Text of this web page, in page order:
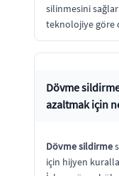
silinmesini
teknolojiye göre
Dövme
azaltmak için
Dövme sildirme
için hijyen